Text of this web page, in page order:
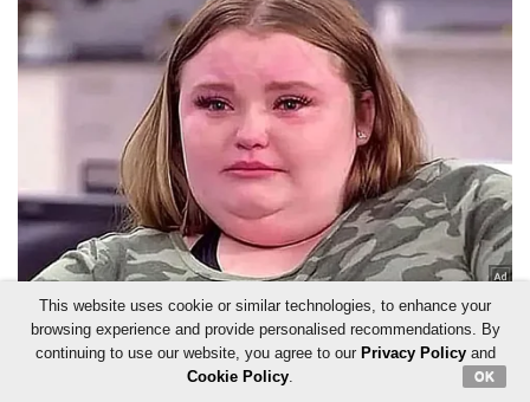
This website uses cookie or similar technologies, to enhance your
browsing experience and provide personalised recommendations. By
continuing to use our website, you agree to our Privacy Policyand
Cookie Policy. OK